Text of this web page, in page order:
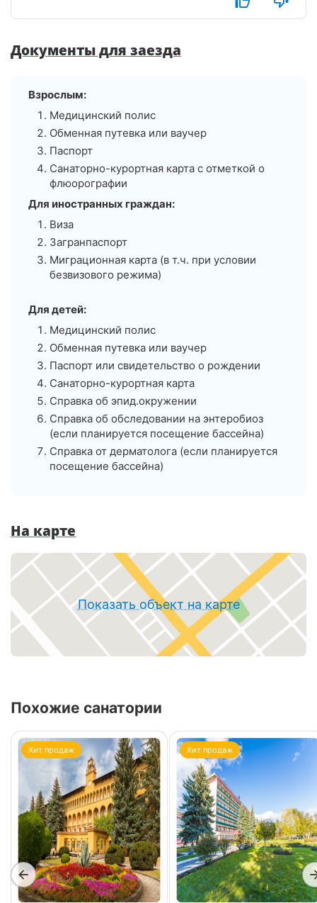
Документы для заезда
Взрослым:
Медицинский полис
Обменная путевка или ваучер
Паспорт
Санаторно-курортная карта с отметкой о
флюорографии
Для иностранных граждан:
Виза
Загранпаспорт
Миграционная карта (в т.ч. при условии
безвизового режима)
Для детей:
Медицинский полис
Обменная путевка или ваучер
Паспорт или свидетельство о рождении
Санаторно-курортная карта
Справка об эпид.окружении
Справка об обследовании на энтеробиоз
(если планируется посещение бассейна)
Справка от дерматолога (если планируется
посещение бассейна)
На карте
Показать объект на карте
Похожие санатории
Хит продаж Хит продаж